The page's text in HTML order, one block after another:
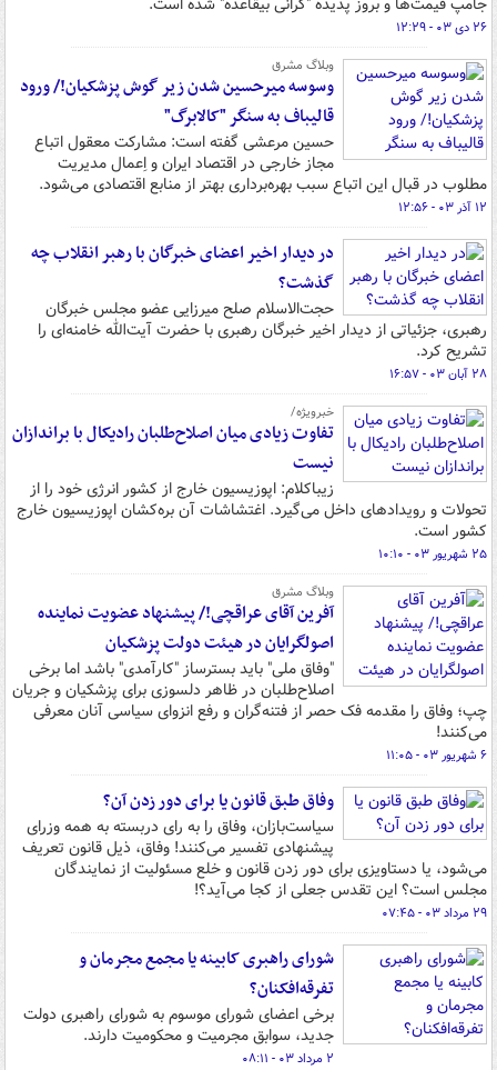
۲۶ دی ۰۳ - ۱۲:۲۹
وبلاگ مشرق
وسوسه میرحسین شدن زیر گوش پزشکیان!/ ورود
قالیباف به سنگر "کالابرگ"
حسین مرعشی گفته است: مشارکت معقول اتباع
مجاز خارجی در اقتصاد ایران و اِعمال مدیریت
مطلوب در قبال این اتباع سبب بهره‌برداری بهتر از منابع اقتصادی می‌شود.
۱۲ آذر ۰۳ - ۱۲:۵۶
در دیدار اخیر اعضای خبرگان با رهبر انقلاب چه
گذشت؟
حجت‌الاسلام صلح میرزایی عضو مجلس خبرگان
رهبری، جزئیاتی از دیدار اخیر خبرگان رهبری با حضرت آیت‌الله خامنه‌ای را
تشریح کرد.
۲۸ آبان ۰۳ - ۱۶:۵۷
خبرویژه/
تفاوت زیادی میان اصلاح‌طلبان رادیکال با براندازان
نیست
زیباکلام: اپوزیسیون خارج از کشور انرژی خود را از
تحولات و رویدادهای داخل می‌گیرد. اغتشاشات آن بره‌کشان اپوزیسیون خارج
کشور است.
۲۵ شهریور ۰۳ - ۱۰:۱۰
وبلاگ مشرق
آفرین آقای عراقچی!/ پیشنهاد عضویت نماینده
اصولگرایان در هیئت دولت پزشکیان
"وفاق ملی" باید بسترساز "کارآمدی" باشد اما برخی
اصلاح‌طلبان در ظاهر دلسوزی برای پزشکیان و جریان
چپ؛ وفاق را مقدمه فک حصر از فتنه‌گران و رفع انزوای سیاسی آنان معرفی
می‌کنند!
۶ شهریور ۰۳ - ۱۱:۰۵
وفاق طبق قانون یا برای دور زدن آن؟
سیاست‌بازان، وفاق را به رای دربسته به همه وزرای
پیشنهادی تفسیر می‌کنند! وفاق، ذیل قانون تعریف
می‌شود، یا دستاویزی برای دور زدن قانون و خلع مسئولیت از نمایندگان
مجلس است؟ این تقدس جعلی از کجا می‌آید؟!
۲۹ مرداد ۰۳ - ۰۷:۴۵
شورای راهبری کابینه یا مجمع مجرمان و
تفرقه‌افکنان؟
برخی اعضای شورای موسوم به شورای راهبری دولت
جدید، سوابق مجرمیت و محکومیت دارند.
۲ مرداد ۰۳ - ۰۸:۱۱